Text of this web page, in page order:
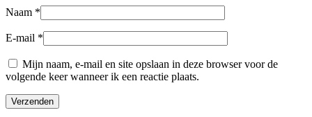
Naam *
E-mail *
Mijn naam, e-mail en site opslaan in deze browser voor de
volgende keer wanneer ik een reactie plaats.